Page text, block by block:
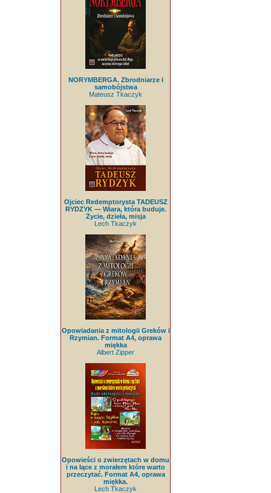
NORYMBERGA. Zbrodniarze i
samobójstwa
Mateusz Tkaczyk
Ojciec Redemptorysta TADEUSZ
RYDZYK — Wiara, która buduje.
Życie, dzieła, misja
Lech Tkaczyk
Opowiadania z mitologii Greków i
Rzymian. Format A4, oprawa
miękka
Albert Zipper
Opowieści o zwierzętach w domu
i na łące z morałem które warto
przeczytać. Format A4, oprawa
miękka.
Lech Tkaczyk